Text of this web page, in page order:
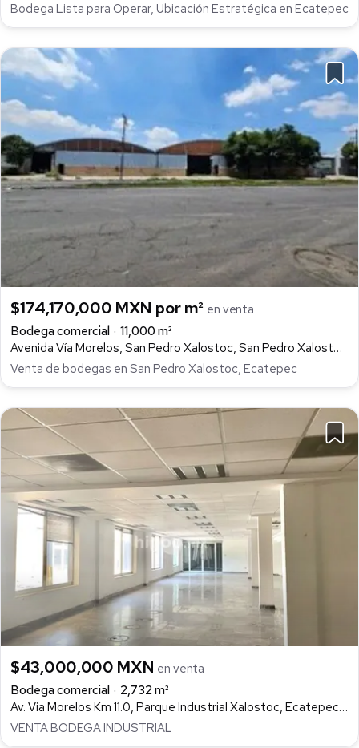
Bodega Lista para Operar, Ubicación Estratégica en Ecatepec
$174,170,000 MXN por m² en venta
Bodega comercial
11,000 m²
Avenida Vía Morelos, San Pedro Xalostoc, San Pedro Xalostoc, Ecatepec de Morelos
Venta de bodegas en San Pedro Xalostoc, Ecatepec
$43,000,000 MXN en venta
Bodega comercial
2,732 m²
Av. Via Morelos Km 11.0, Parque Industrial Xalostoc, Ecatepec de Morelos
VENTA BODEGA INDUSTRIAL